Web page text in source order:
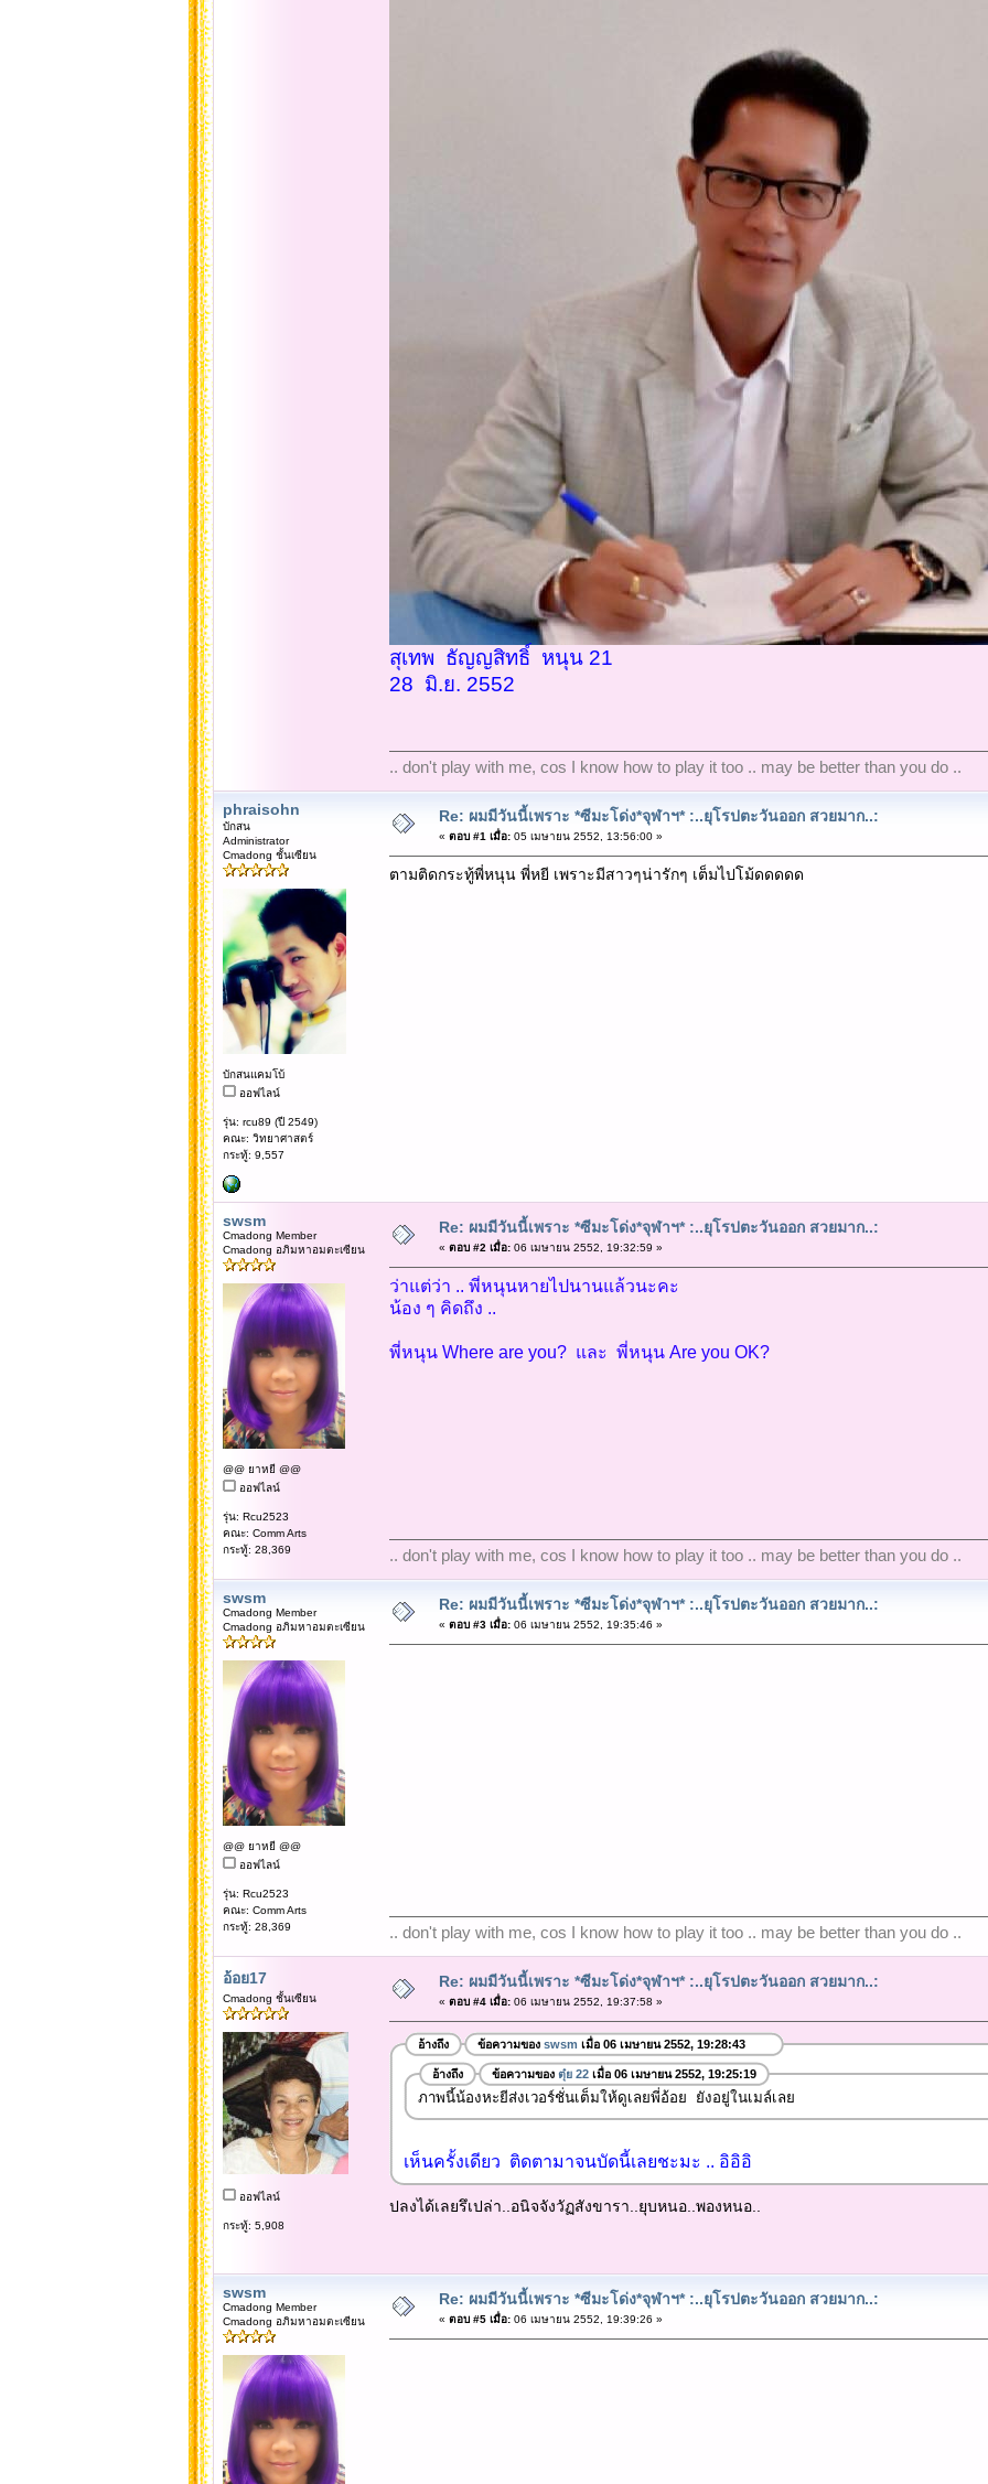
สุเทพ ธัญญสิทธิ์ หนุน 21
28 มิ.ย. 2552
.. don't play with me, cos I know how to play it too .. may be better than you do ..
phraisohn
บักสน
Administrator
Cmadong ชั้นเซียน
บักสนแคมโบ้
ออฟไลน์
รุ่น: rcu89 (ปี 2549)
คณะ: วิทยาศาสตร์
กระทู้: 9,557
Re: ผมมีวันนี้เพราะ *ซีมะโด่ง*จุฬาฯ* :..ยุโรปตะวันออก สวยมาก..:
« ตอบ #1 เมื่อ:05 เมษายน 2552, 13:56:00 »
ตามติดกระทู้พี่หนุน พี่หยี เพราะมีสาวๆน่ารักๆ เต็มไปโม้ดดดดด
swsm
Cmadong Member
Cmadong อภิมหาอมตะเซียน
@@ ยาหยี @@
ออฟไลน์
รุ่น: Rcu2523
คณะ: Comm Arts
กระทู้: 28,369
Re: ผมมีวันนี้เพราะ *ซีมะโด่ง*จุฬาฯ* :..ยุโรปตะวันออก สวยมาก..:
« ตอบ #2 เมื่อ:06 เมษายน 2552, 19:32:59 »
ว่าแต่ว่า .. พี่หนุนหายไปนานแล้วนะคะ
น้อง ๆ คิดถึง ..
พี่หนุน Where are you? และ พี่หนุน Are you OK?
.. don't play with me, cos I know how to play it too .. may be better than you do ..
swsm
Cmadong Member
Cmadong อภิมหาอมตะเซียน
@@ ยาหยี @@
ออฟไลน์
รุ่น: Rcu2523
คณะ: Comm Arts
กระทู้: 28,369
Re: ผมมีวันนี้เพราะ *ซีมะโด่ง*จุฬาฯ* :..ยุโรปตะวันออก สวยมาก..:
« ตอบ #3 เมื่อ:06 เมษายน 2552, 19:35:46 »
.. don't play with me, cos I know how to play it too .. may be better than you do ..
อ้อย17
Cmadong ชั้นเซียน
ออฟไลน์
กระทู้: 5,908
Re: ผมมีวันนี้เพราะ *ซีมะโด่ง*จุฬาฯ* :..ยุโรปตะวันออก สวยมาก..:
« ตอบ #4 เมื่อ:06 เมษายน 2552, 19:37:58 »
อ้างถึง ข้อความของ swsm เมื่อ 06 เมษายน 2552, 19:28:43
อ้างถึง ข้อความของ ตุ๋ย 22เมื่อ 06 เมษายน 2552, 19:25:19
ภาพนี้น้องหะยีส่งเวอร์ชั่นเต็มให้ดูเลยพี่อ้อย ยังอยู่ในเมล์เลย
เห็นครั้งเดียว ติดตามาจนบัดนี้เลยชะมะ .. อิอิอิ
ปลงได้เลยรึเปล่า..อนิจจังวัฏสังขารา..ยุบหนอ..พองหนอ..
swsm
Cmadong Member
Cmadong อภิมหาอมตะเซียน
Re: ผมมีวันนี้เพราะ *ซีมะโด่ง*จุฬาฯ* :..ยุโรปตะวันออก สวยมาก..:
« ตอบ #5 เมื่อ:06 เมษายน 2552, 19:39:26 »